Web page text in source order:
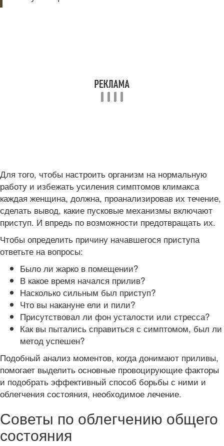
Для того, чтобы настроить организм на нормальную
работу и избежать усиления симптомов климакса
каждая женщина, должна, проанализировав их течение,
сделать вывод, какие пусковые механизмы включают
приступ. И впредь по возможности предотвращать их.
Чтобы определить причину начавшегося приступа
ответьте на вопросы:
Было ли жарко в помещении?
В какое время начался прилив?
Насколько сильным был приступ?
Что вы накануне ели и пили?
Присутствовал ли фон усталости или стресса?
Как вы пытались справиться с симптомом, был ли
метод успешен?
Подобный анализ моментов, когда донимают приливы,
помогает выделить основные провоцирующие факторы
и подобрать эффективный способ борьбы с ними и
облегчения состояния, необходимое лечение.
Советы по облегчению общего
состояния